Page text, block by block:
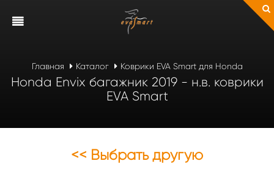
Главная Каталог Коврики EVA Smart для Honda
Honda Envix багажник 2019 - н.в. коврики
EVA Smart
<< Выбрать другую